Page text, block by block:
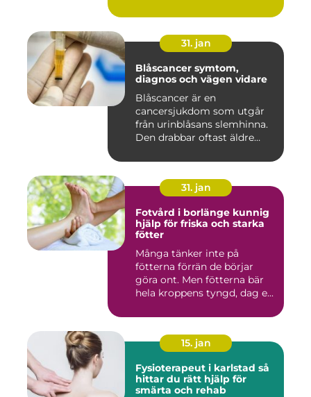
31. jan
Blåscancer symtom,
diagnos och vägen vidare
Blåscancer är en
cancersjukdom som utgår
från urinblåsans slemhinna.
Den drabbar oftast äldre
31. jan
Fotvård i borlänge kunnig
hjälp för friska och starka
fötter
Många tänker inte på
fötterna förrän de börjar
göra ont. Men fötterna bär
hela kroppens tyngd, dag e...
15. jan
Fysioterapeut i karlstad så
hittar du rätt hjälp för
smärta och rehab